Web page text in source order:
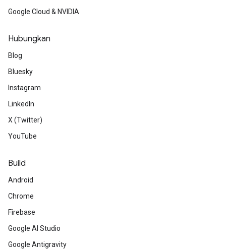
Google Cloud & NVIDIA
Hubungkan
Blog
Bluesky
Instagram
LinkedIn
X (Twitter)
YouTube
Build
Android
Chrome
Firebase
Google AI Studio
Google Antigravity